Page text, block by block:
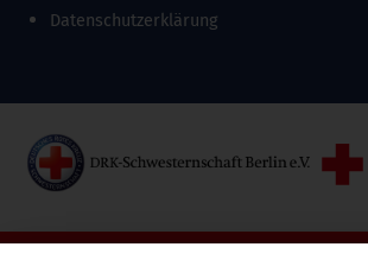
Datenschutzerklärung